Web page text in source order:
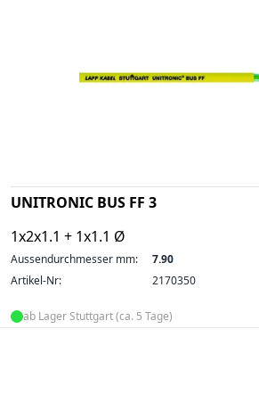
UNITRONIC BUS FF 3
1x2x1.1 + 1x1.1 Ø
Aussendurchmesser mm:
7.90
Artikel-Nr:
2170350
ab Lager Stuttgart (ca. 5 Tage)